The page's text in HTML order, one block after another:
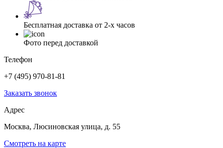
Бесплатная доставка от 2-х часов
Фото перед доставкой
Телефон
+7 (495) 970-81-81
Заказать звонок
Адрес
Москва, Люсиновская улица, д. 55
Смотреть на карте